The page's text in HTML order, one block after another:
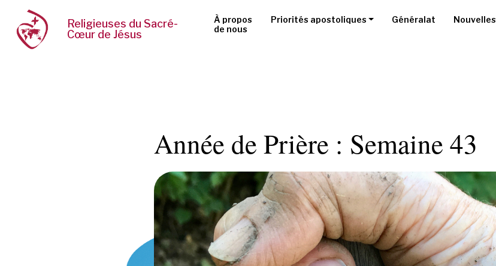
Religieuses du Sacré-
Cœur de Jésus
À propos
de nous
Priorités apostoliques Généralat Nouvelles
Année de Prière : Semaine 43